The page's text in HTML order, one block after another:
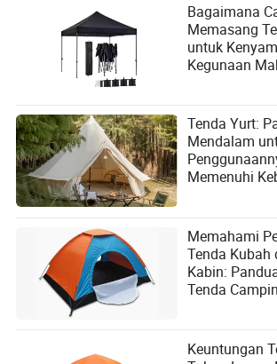
Bagaimana
Memasang
untuk
Kegunaan
Tenda Yurt:
Mendalam
Memenuhi
Memahami
Tenda Kubah
Kabin:
Tenda
Anda
Keuntungan